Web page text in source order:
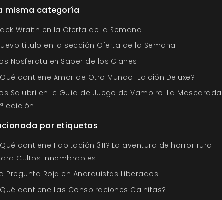
misma categoría
Wraith en la Oferta de la Semana
título en la sección Oferta de la Semana
Nosferatu en Saber de los Clanes
contiene Amor de Otro Mundo: Edición Deluxe?
Salubri en la Guía de Juego de Vampiro: La Mascarada
edición
por etiquetas
contiene Habitación 311? La aventura de horror rural
Cultos Innombrables
Pregunta Roja en Anarquistas Liberados
contiene Las Conspiraciones Cainitas?